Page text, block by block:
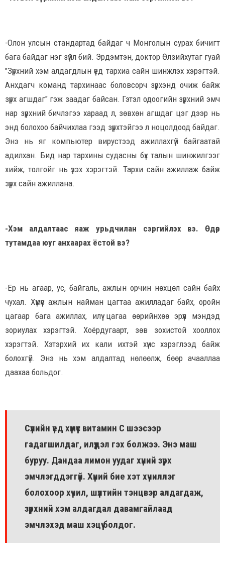
-Олон улсын стандартад байдаг ч Монголын сурах бичигт
бага байдаг нэг зүйл бий. Эрдэмтэн, доктор Өлзийхутаг гуай
"Зүрхний хэм алдагдлын үед тархиа сайн шинжлэх хэрэгтэй.
Анхдагч команд тархинаас боловсорч зүрхэнд очиж байж
зүрх агшдаг" гэж заадаг байсан. Гэтэл одоогийн зүрхний эмч
нар зүрхний бичлэгээ хараад л, зөвхөн агшдаг цэг дээр нь
энд болохоо байчихлаа гээд зүрхтэйгээ л ноцолдоод байдаг.
Энэ нь яг компьютер вирустээд ажиллахгүй байгаатай
адилхан. Бид нар тархины судасны бүх талын шинжилгээг
хийж, толгойг нь үзэх хэрэгтэй. Тархи сайн ажиллаж байж
зүрх сайн ажиллана.
-Хэм алдалтаас яаж урьдчилан сэргийлэх вэ. Өдөр
тутамдаа юуг анхаарах ёстой вэ?
-Ер нь агаар, ус, байгаль, ажлын орчин нөхцөл сайн байх
чухал. Хүмүүс ажлын найман цагтаа ажилладаг байх, оройн
цагаар бага ажиллах, илүү цагаа өөрийнхөө эрүүл мэндэд
зориулах хэрэгтэй. Хоёрдугаарт, зөв зохистой хооллох
хэрэгтэй. Хэтэрхий их кали ихтэй хүнс хэрэглээд байж
болохгүй. Энэ нь хэм алдалтад нөлөөлж, бөөр ачааллаа
даахаа больдог.
Сүүлийн үед хүмүүс витамин C шээсээр
гадагшилдаг, илүүдэл гэх болжээ. Энэ маш
буруу. Дандаа лимон уудаг хүний зүрх
эмчлэгддэггүй. Хүний бие хэт хүчиллэг
болохоор хүчил, шүлтийн тэнцвэр алдагдаж,
зүрхний хэм алдагдал давамгайлаад
эмчлэхэд маш хэцүү болдог.